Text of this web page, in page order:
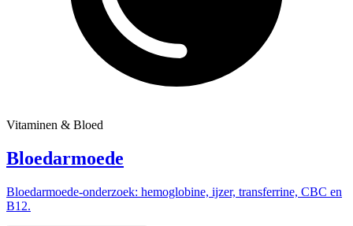
Vitaminen & Bloed
Bloedarmoede
Bloedarmoede-onderzoek: hemoglobine, ijzer, transferrine, CBC en
B12.